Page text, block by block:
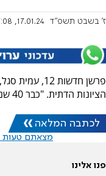
ז' בשבט תשפ"ד 17.01.24, 7:08
פרשן חדשות
הציונות הדתית. "כבר 40 שנה הוא כותב על הציונות הדתית אותו דבר".
לכתבה המלאה
מצאתם טעות
פנו אלינו